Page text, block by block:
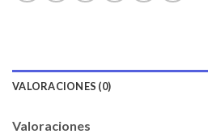
VALORACIONES (0)
Valoraciones